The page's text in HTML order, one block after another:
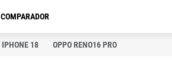
COMPARADOR
IPHONE 18 OPPO RENO16 PRO